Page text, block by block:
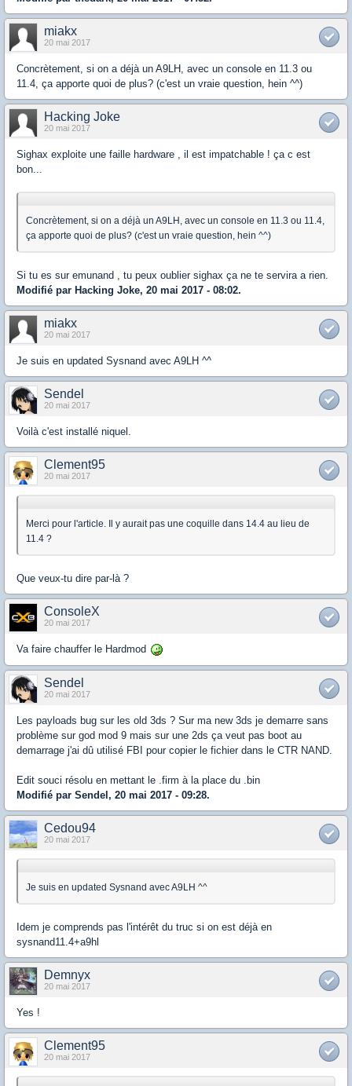
miakx
20 mai 2017
Concrètement, si on a déjà un A9LH, avec un console en 11.3 ou
11.4, ça apporte quoi de plus? (c'est un vraie question, hein ^^)
Hacking Joke
20 mai 2017
Sighax exploite une faille hardware , il est impatchable ! ça c est
bon...
Concrètement, si on a déjà un A9LH, avec un console en 11.3 ou 11.4,
ça apporte quoi de plus? (c'est un vraie question, hein ^^)
Si tu es sur emunand , tu peux oublier sighax ça ne te servira a rien.
Modifié par Hacking Joke, 20 mai 2017 - 08:02.
miakx
20 mai 2017
Je suis en updated Sysnand avec A9LH ^^
Sendel
20 mai 2017
Voilà c'est installé niquel.
Clement95
20 mai 2017
Merci pour l'article. Il y aurait pas une coquille dans 14.4 au lieu de
11.4 ?
Que veux-tu dire par-là ?
ConsoleX
20 mai 2017
Va faire chauffer le Hardmod
Sendel
20 mai 2017
Les payloads bug sur les old 3ds ? Sur ma new 3ds je demarre sans
problème sur god mod 9 mais sur une 2ds ça veut pas boot au
demarrage j'ai dû utilisé FBI pour copier le fichier dans le CTR NAND.
Edit souci résolu en mettant le .firm à la place du .bin
Modifié par Sendel, 20 mai 2017 - 09:28.
Cedou94
20 mai 2017
Je suis en updated Sysnand avec A9LH ^^
Idem je comprends pas l'intérêt du truc si on est déjà en
sysnand11.4+a9hl
Demnyx
20 mai 2017
Yes !
Clement95
20 mai 2017